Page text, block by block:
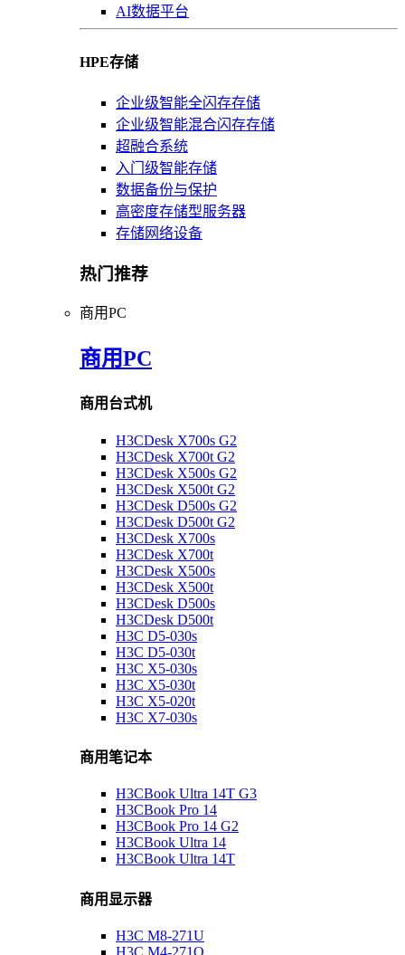
AI数据平台
HPE存储
企业级智能全闪存存储
企业级智能混合闪存存储
超融合系统
入门级智能存储
数据备份与保护
高密度存储型服务器
存储网络设备
热门推荐
商用PC
商用PC
商用台式机
H3CDesk X700s G2
H3CDesk X700t G2
H3CDesk X500s G2
H3CDesk X500t G2
H3CDesk D500s G2
H3CDesk D500t G2
H3CDesk X700s
H3CDesk X700t
H3CDesk X500s
H3CDesk X500t
H3CDesk D500s
H3CDesk D500t
H3C D5-030s
H3C D5-030t
H3C X5-030s
H3C X5-030t
H3C X5-020t
H3C X7-030s
商用笔记本
H3CBook Ultra 14T G3
H3CBook Pro 14
H3CBook Pro 14 G2
H3CBook Ultra 14
H3CBook Ultra 14T
商用显示器
H3C M8-271U
H3C M4-271Q